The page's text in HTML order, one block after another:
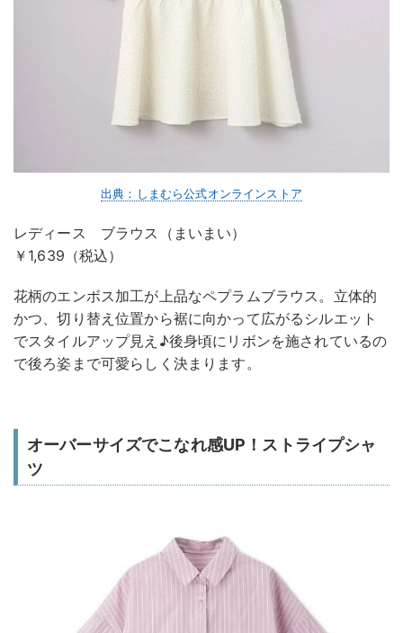
出典：しまむら公式オンラインストア
レディース ブラウス（まいまい）
￥1,639（税込）
花柄のエンボス加工が上品なペプラムブラウス。立体的
かつ、切り替え位置から裾に向かって広がるシルエット
でスタイルアップ見え♪後身頃にリボンを施されているの
で後ろ姿まで可愛らしく決まります。
オーバーサイズでこなれ感UP！ストライプシャ
ツ